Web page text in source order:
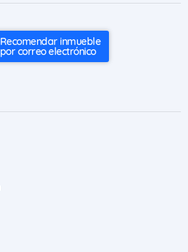
Recomendar inmueble
por correo electrónico